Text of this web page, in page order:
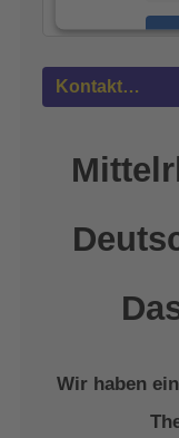
Kontakt…
Wir haben